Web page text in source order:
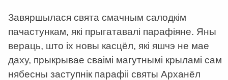
Завяршылася свята смачным салодкім
пачастункам, які прыгатавалі парафіяне. Яны
вераць, што іх новы касцёл, які яшчэ не мае
даху, прыкрывае сваімі магутнымі крыламі сам
нябесны заступнік парафіі святы Арханёл